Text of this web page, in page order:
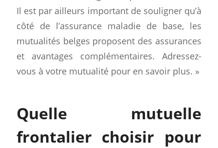
Il est par ailleurs important de souligner qu’à
côté de l’assurance maladie de base, les
mutualités belges proposent des assurances
et avantages complémentaires. Adressez-
vous à votre mutualité pour en savoir plus. »
Quelle mutuelle
frontalier choisir pour